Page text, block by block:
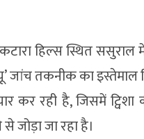
हिल्स स्थित
जांच तकनीक का
कर रही है, जिसमें
जोड़ा जा रहा है।